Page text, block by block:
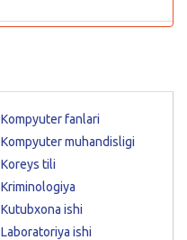
Kompyuter fanlari
Kompyuter muhandisligi
Koreys tili
Kriminologiya
Kutubxona ishi
Laboratoriya ishi